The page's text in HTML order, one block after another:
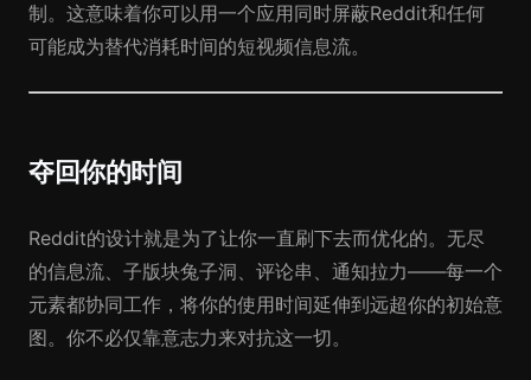
制。这意味着你可以用一个应用同时屏蔽Reddit和任何
可能成为替代消耗时间的短视频信息流。
夺回你的时间
Reddit的设计就是为了让你一直刷下去而优化的。无尽
的信息流、子版块兔子洞、评论串、通知拉力——每一个
元素都协同工作，将你的使用时间延伸到远超你的初始意
图。你不必仅靠意志力来对抗这一切。